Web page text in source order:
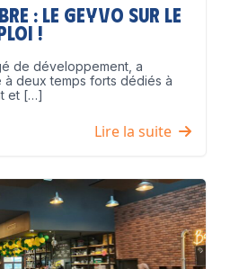
: le GEYVO sur le
!
de développement, a
deux temps forts dédiés à
et […]
Lire la suite